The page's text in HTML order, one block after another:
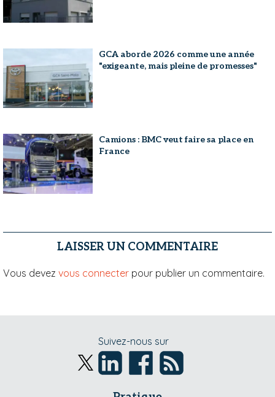
GCA aborde 2026 comme une année
"exigeante, mais pleine de promesses"
Camions : BMC veut faire sa place en
France
LAISSER UN COMMENTAIRE
Vous devez vous connecter pour publier un commentaire.
Suivez-nous sur